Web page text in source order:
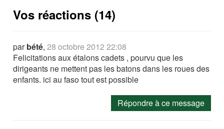
Vos réactions (14)
parbété,28 octobre 2012 22:08
Felicitations aux étalons cadets , pourvu que les
dirigeants ne mettent pas les batons dans les roues des
enfants. ici au faso tout est possible
Répondre à ce message